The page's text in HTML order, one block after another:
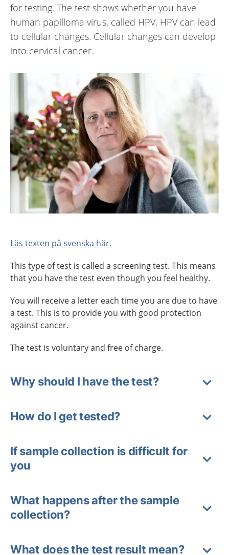
for testing. The test shows whether you have
human papilloma virus, called HPV. HPV can lead
to cellular changes. Cellular changes can develop
into cervical cancer.
Läs texten på svenska här.
This type of test is called a screening test. This means
that you have the test even though you feel healthy.
You will receive a letter each time you are due to have
a test. This is to provide you with good protection
against cancer.
The test is voluntary and free of charge.
Why should I have the test?
How do I get tested?
If sample collection is difficult for
you
What happens after the sample
collection?
What does the test result mean?